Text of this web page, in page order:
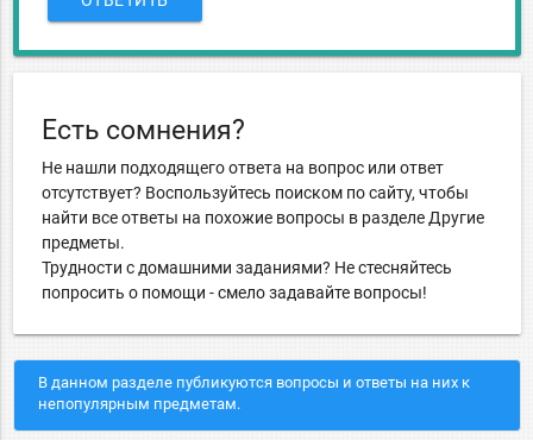
Есть сомнения?
Не нашли подходящего ответа на вопрос или ответ
отсутствует? Воспользуйтесь поиском по сайту, чтобы
найти все ответы на похожие вопросы в разделе Другие
предметы.
Трудности с домашними заданиями? Не стесняйтесь
попросить о помощи - смело задавайте вопросы!
В данном разделе публикуются вопросы и ответы на них к
непопулярным предметам.